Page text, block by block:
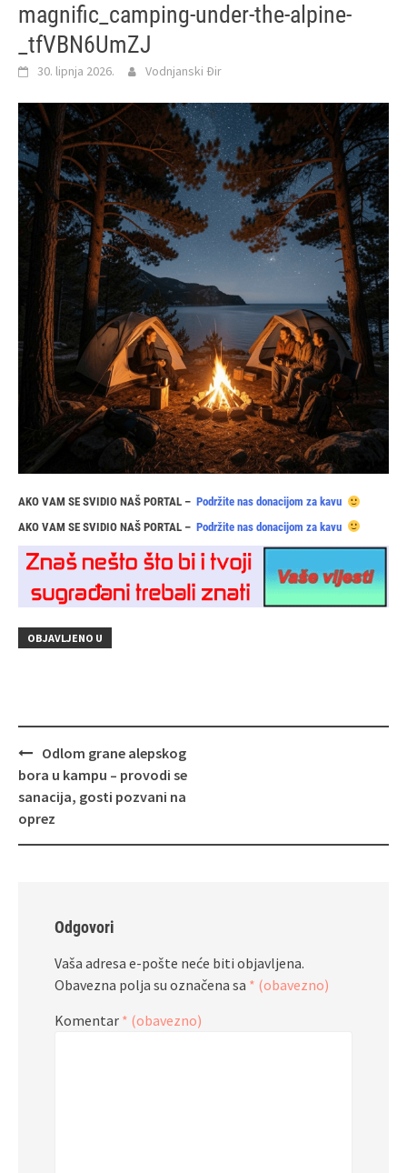
magnific_camping-under-the-alpine-
_tfVBN6UmZJ
30. lipnja 2026. Vodnjanski Đir
AKO VAM SE SVIDIO NAŠ PORTAL – Podržite nas donacijom za kavu
AKO VAM SE SVIDIO NAŠ PORTAL – Podržite nas donacijom za kavu
OBJAVLJENO U
Navigacija
objava
Odlom grane alepskog
bora u kampu – provodi se
sanacija, gosti pozvani na
oprez
Odgovori
Vaša adresa e-pošte neće biti objavljena.
Obavezna polja su označena sa * (obavezno)
Komentar * (obavezno)